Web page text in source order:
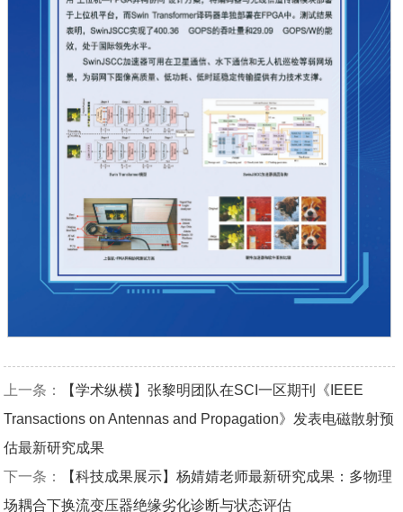
上一条：
【学术纵横】张黎明团队在SCI一区期刊《IEEE
Transactions on Antennas and Propagation》发表电磁散射预
估最新研究成果
下一条：
【科技成果展示】杨婧婧老师最新研究成果：多物理
场耦合下换流变压器绝缘劣化诊断与状态评估